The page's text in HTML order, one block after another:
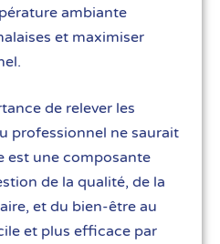
ambiante
et maximiser
de relever les
professionnel ne saurait
est une composante
de la qualité, de la
et du bien-être au
et plus efficace par